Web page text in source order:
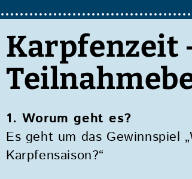
Seite
Zugänglichkeitssystem
verwendet.
drücken
Control-
F10,
um
Karpfenzeit
1. Worum geht es?
Es geht um das Gewinnspiel
Karpfensaison?“